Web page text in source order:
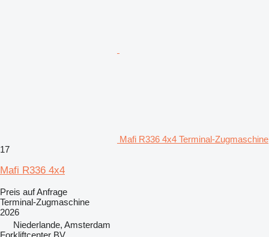
Mafi R336 4x4 Terminal-Zugmaschine
17
Mafi R336 4x4
Preis auf Anfrage
Terminal-Zugmaschine
2026
Niederlande, Amsterdam
Forkliftcenter BV